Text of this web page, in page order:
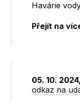
Havárie
Přejít na
05. 10.
odkaz na